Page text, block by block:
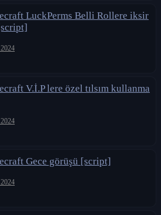
LuckPerms Belli Rollere iksir
V.İ.P lere özel tılsım kullanma
Gece görüşü [script]